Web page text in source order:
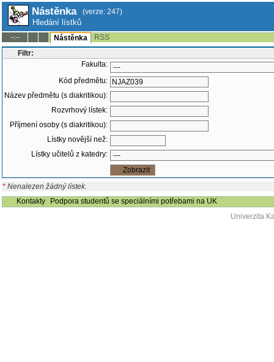
Nástěnka (verze: 247)
Hledání lístků
--:-- Nástěnka
RSS
Filtr:
Fakulta:
Kód předmětu:
Název předmětu (s diakritikou):
Rozvrhový lístek:
Příjmení osoby (s diakritikou):
Lístky novější než:
Lístky učitelů z katedry:
* Nenalezen žádný lístek.
Kontakty
Podpora studentů se speciálními potřebami na UK
Univerzita